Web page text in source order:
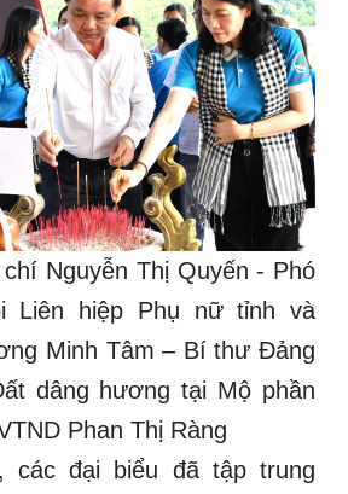
Nguyễn Thị Quyến - Phó
Liên hiệp Phụ nữ tỉnh và
Minh Tâm – Bí thư Đảng
dâng hương tại Mộ phần
Phan Thị Ràng
các đại biểu đã tập trung